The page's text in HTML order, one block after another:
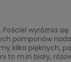
. Pościel wyróżnia
pomponów
kilka pięknych,
m.in biały,